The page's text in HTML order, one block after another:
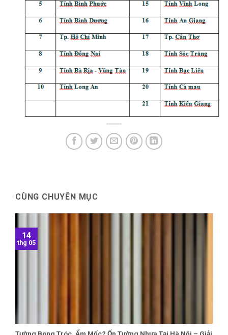
CÙNG CHUYÊN MỤC
Tường Bong Tróc, Ẩm Mốc? Ốp Tường Nhựa Tại Hà Nội – Giải
14
thg 05